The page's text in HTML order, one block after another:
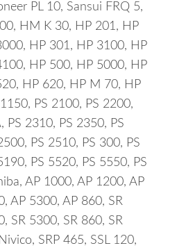
PL 10, Sansui FRQ 5,
HM K 30, HP 201, HP
HP 301, HP 3100, HP
HP 500, HP 5000, HP
HP 620, HP M 70, HP
PS 2100, PS 2200,
PS 2310, PS 2350, PS
PS 2510, PS 300, PS
PS 5520, PS 5550, PS
AP 1000, AP 1200, AP
AP 5300, AP 860, SR
SR 5300, SR 860, SR
SRP 465, SSL 120,